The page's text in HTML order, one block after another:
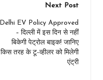
Next Post
Delhi EV Policy Approved
– दिल्ली में इस दिन से नहीं
बिकेगी पेट्रोल बाइक! जानिए
किस तरह के टू-व्हीलर को मिलेगी
एंट्री